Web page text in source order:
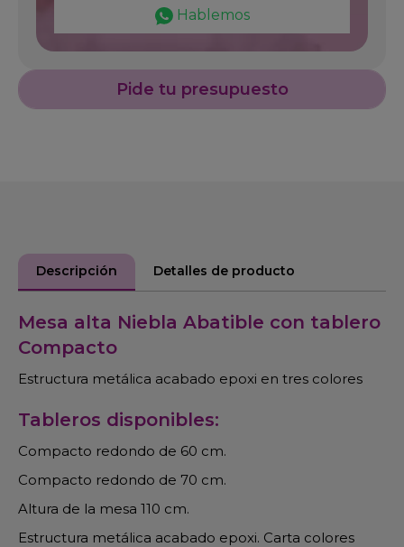
Hablemos
Pide tu presupuesto
Descripción Detalles de producto
Mesa alta Niebla Abatible con tablero
Compacto
Estructura metálica acabado epoxi en tres colores
Tableros disponibles:
Compacto redondo de 60 cm.
Compacto redondo de 70 cm.
Altura de la mesa 110 cm.
Estructura metálica acabado epoxi. Carta colores